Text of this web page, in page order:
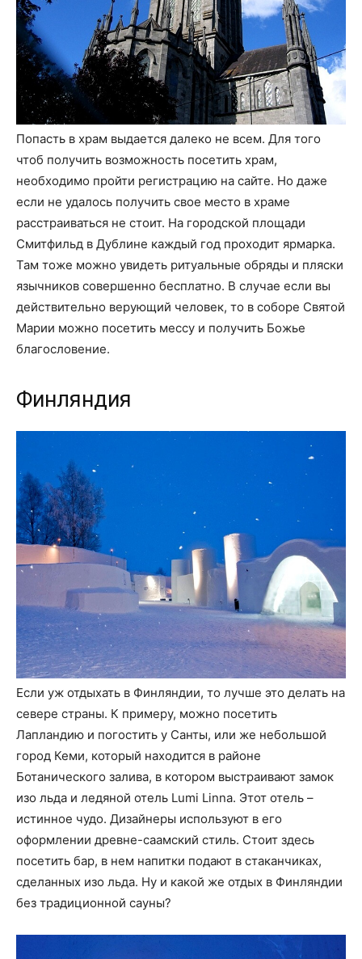
Попасть в храм выдается далеко не всем. Для того
чтоб получить возможность посетить храм,
необходимо пройти регистрацию на сайте. Но даже
если не удалось получить свое место в храме
расстраиваться не стоит. На городской площади
Смитфильд в Дублине каждый год проходит ярмарка.
Там тоже можно увидеть ритуальные обряды и пляски
язычников совершенно бесплатно. В случае если вы
действительно верующий человек, то в соборе Святой
Марии можно посетить мессу и получить Божье
благословение.
Финляндия
Если уж отдыхать в Финляндии, то лучше это делать на
севере страны. К примеру, можно посетить
Лапландию и погостить у Санты, или же небольшой
город Кеми, который находится в районе
Ботанического залива, в котором выстраивают замок
изо льда и ледяной отель Lumi Linna. Этот отель –
истинное чудо. Дизайнеры используют в его
оформлении древне-саамский стиль. Стоит здесь
посетить бар, в нем напитки подают в стаканчиках,
сделанных изо льда. Ну и какой же отдых в Финляндии
без традиционной сауны?